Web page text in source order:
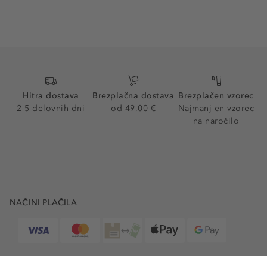
Hitra dostava
2-5 delovnih dni
Brezplačna dostava
od 49,00 €
Brezplačen vzorec
Najmanj en vzorec
na naročilo
NAČINI PLAČILA